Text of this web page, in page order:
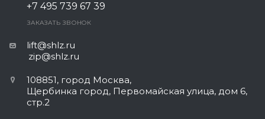
+7 495 739 67 39
ЗАКАЗАТЬ ЗВОНОК
lift@shlz.ru
zip@shlz.ru
108851, город Москва,
Щербинка город, Первомайская улица, дом 6,
стр.2